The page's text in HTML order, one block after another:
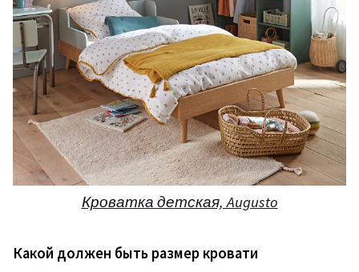
Кроватка детская, Augusto
Какой должен быть размер кровати